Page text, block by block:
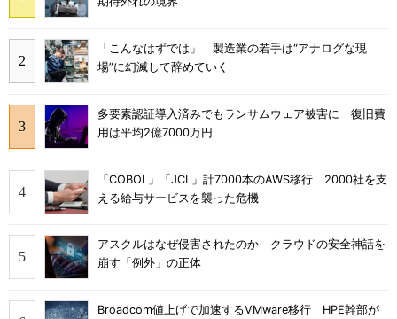
「こんなはずでは」 製造業の若手は“アナログな現
場”に幻滅して辞めていく
多要素認証導入済みでもランサムウェア被害に 復旧費
用は平均2億7000万円
「COBOL」「JCL」計7000本のAWS移行 2000社を支
える給与サービスを襲った危機
アスクルはなぜ侵害されたのか クラウドの安全神話を
崩す「例外」の正体
Broadcom値上げで加速するVMware移行 HPE幹部が